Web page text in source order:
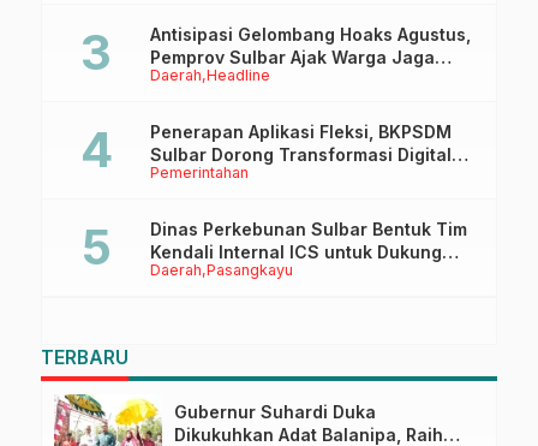
Daerah Headline
Antisipasi Gelombang Hoaks Agustus,
Pemprov Sulbar Ajak Warga Jaga
Ruang Digital
Pemerintahan
Penerapan Aplikasi Fleksi, BKPSDM
Sulbar Dorong Transformasi Digital
Sistem Kehadiran ASN
Daerah Pasangkayu
Dinas Perkebunan Sulbar Bentuk Tim
Kendali Internal ICS untuk Dukung
Sertifikasi ISPO Pekebun di
TERBARU
Gubernur Suhardi Duka
Dikukuhkan Adat Balanipa, Raih